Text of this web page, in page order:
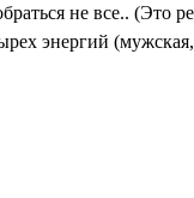
не все.. (Это
энергий